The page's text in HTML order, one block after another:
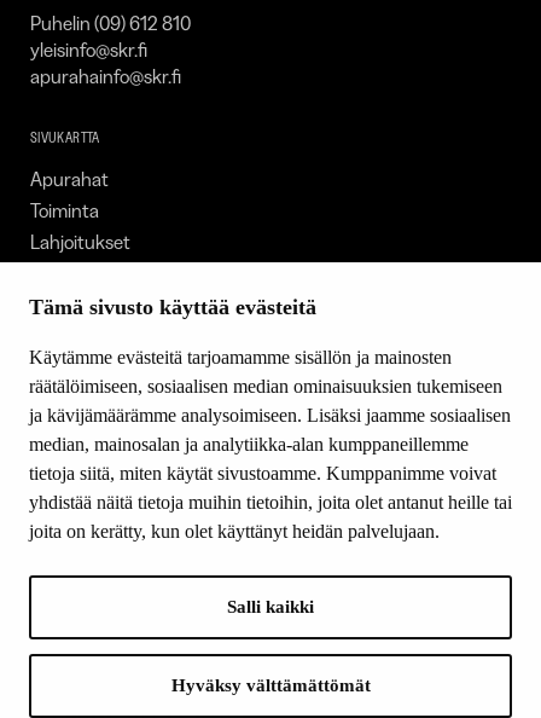
Tämä sivusto käyttää evästeitä
Käytämme evästeitä tarjoamamme sisällön ja mainosten
räätälöimiseen, sosiaalisen median ominaisuuksien tukemiseen
ja kävijämäärämme analysoimiseen. Lisäksi jaamme sosiaalisen
median, mainosalan ja analytiikka-alan kumppaneillemme
tietoja siitä, miten käytät sivustoamme. Kumppanimme voivat
yhdistää näitä tietoja muihin tietoihin, joita olet antanut heille tai
joita on kerätty, kun olet käyttänyt heidän palvelujaan.
Salli kaikki
Hyväksy välttämättömät
Puhelin (09) 612 810
yleisinfo@skr.fi
apurahainfo@skr.fi
SIVUKARTTA
Apurahat
Toiminta
Lahjoitukset
Ajankohtaista
Yhteystiedot
SEURAA MEITÄ
Facebook
Instagram
LinkedIn
Suomen Kulttuurirahasto: